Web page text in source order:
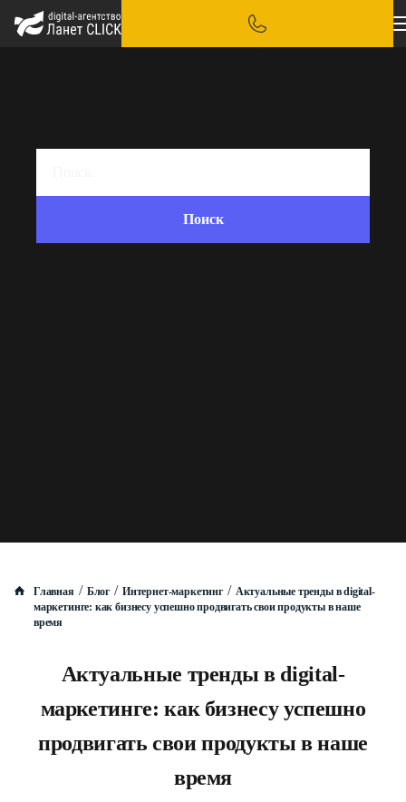
Главная / Блог / Интернет-маркетинг / Актуальные тренды в digital-
маркетинге: как бизнесу успешно продвигать свои продукты в наше
время
Актуальные тренды в digital-
маркетинге: как бизнесу успешно
продвигать свои продукты в наше
время